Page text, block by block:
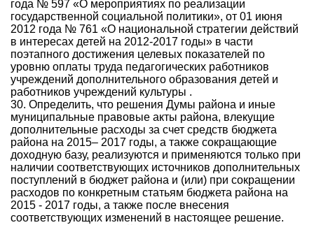
года № 597 «О мероприятиях по реализации
государственной социальной политики», от 01 июня
2012 года № 761 «О национальной стратегии действий
в интересах детей на 2012-2017 годы» в части
поэтапного достижения целевых показателей по
уровню оплаты труда педагогических работников
учреждений дополнительного образования детей и
работников учреждений культуры .
30. Определить, что решения Думы района и иные
муниципальные правовые акты района, влекущие
дополнительные расходы за счет средств бюджета
района на 2015– 2017 годы, а также сокращающие
доходную базу, реализуются и применяются только при
наличии соответствующих источников дополнительных
поступлений в бюджет района и (или) при сокращении
расходов по конкретным статьям бюджета района на
2015 - 2017 годы, а также после внесения
соответствующих изменений в настоящее решение.